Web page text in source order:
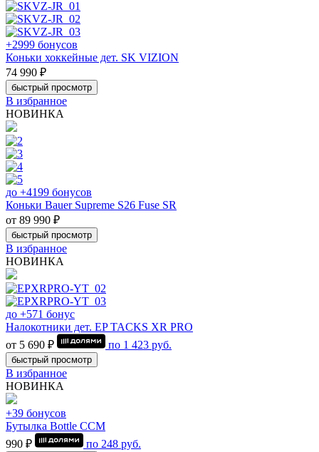
+2999 бонусов
Коньки хоккейные дет. SK VIZION
74 990 ₽
быстрый просмотр
В избранное
НОВИНКА
до +4199 бонусов
Коньки Bauer Supreme S26 Fuse SR
от 89 990 ₽
быстрый просмотр
В избранное
НОВИНКА
до +571 бонус
Налокотники дет. EP TACKS XR PRO
от 5 690 ₽
по 1 423 руб.
быстрый просмотр
В избранное
НОВИНКА
+39 бонусов
Бутылка Bottle CCM
990 ₽
по 248 руб.